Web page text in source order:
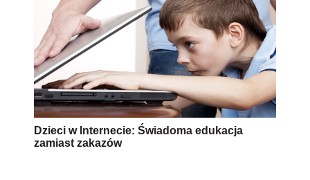
Dzieci w Internecie: Świadoma edukacja
zamiast zakazów